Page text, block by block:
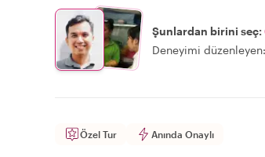
Şunlardan birini seç:
Deneyimi düzenleyen:
Özel Tur Anında Onaylı